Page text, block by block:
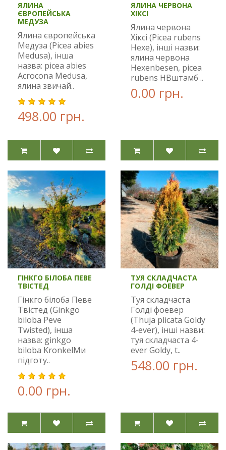
ЯЛИНА
ЄВРОПЕЙСЬКА
МЕДУЗА
Ялина європейська
Медуза (Picea abies
Medusa), інша
назва: picea abies
Acrocona Medusa,
ялина звичай..
498.00 грн.
ЯЛИНА ЧЕРВОНА
ХІКСІ
Ялина червона
Хіксі (Picea rubens
Hexe), інші назви:
ялина червона
Hexenbesen, picea
rubens HBштамб ..
0.00 грн.
ГІНКГО БІЛОБА ПЕВЕ
ТВІСТЕД
Гінкго білоба Певе
Твістед (Ginkgo
biloba Peve
Twisted), інша
назва: ginkgo
biloba KronkelМи
підготу..
0.00 грн.
ТУЯ СКЛАДЧАСТА
ГОЛДІ ФОЕВЕР
Туя складчаста
Голді фоевер
(Thuja plicata Goldy
4-ever), інші назви:
туя складчаста 4-
ever Goldy, t..
548.00 грн.